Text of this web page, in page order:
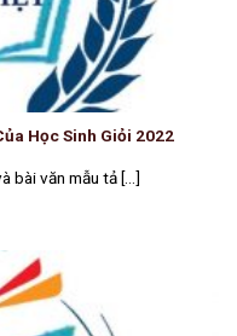
Học Sinh Giỏi 2022
bài văn mẫu tả [...]